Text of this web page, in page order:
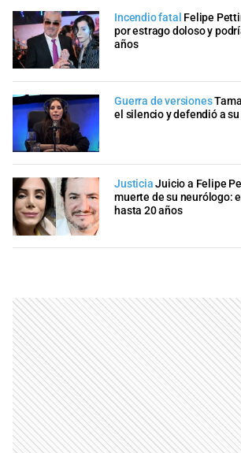
Incendio fatal Felipe
por estrago doloso y
años
Guerra de versiones
el silencio y defendió a
Justicia Juicio a Felipe
muerte de su neurólogo:
hasta 20 años